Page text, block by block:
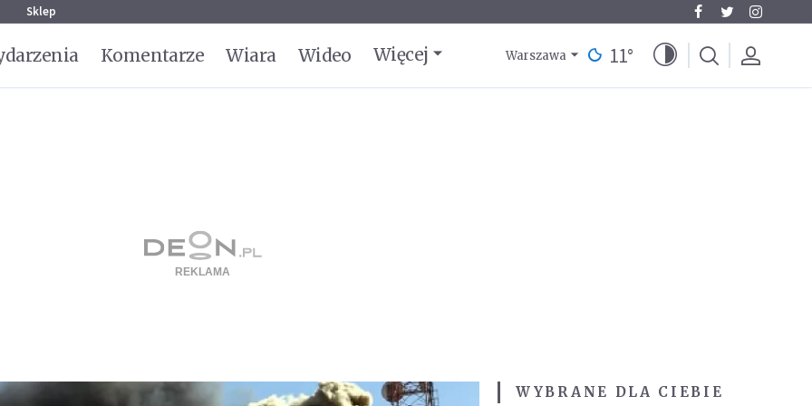
Sklep
Komentarze Wiara Wideo Więcej Warszawa 11°
WYBRANE DLA CIEBIE